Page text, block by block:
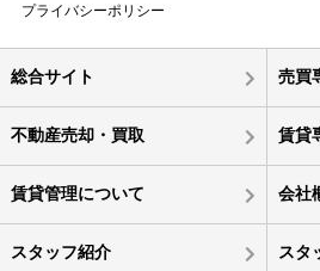
プライバシーポリシー
総合サイト 売買
不動産売却・買取 賃貸
賃貸管理について 会社
スタッフ紹介 スタ